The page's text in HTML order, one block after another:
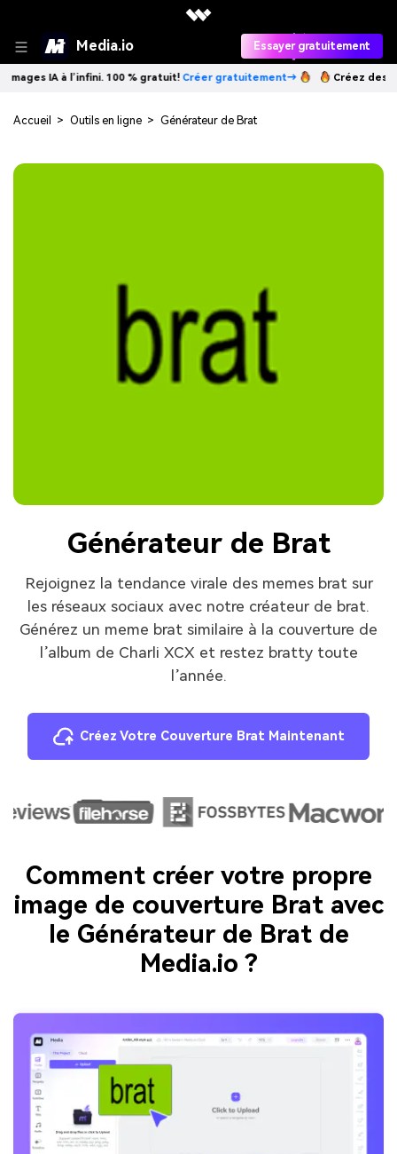
Media.io Essayer gratuitement
IA à l’infini. 100 % gratuit!Créer gratuitement→ Créez des
Accueil > Outils en ligne > Générateur de Brat
Générateur de Brat
Rejoignez la tendance virale des memes brat sur
les réseaux sociaux avec notre créateur de brat.
Générez un meme brat similaire à la couverture de
l’album de Charli XCX et restez bratty toute
l’année.
Créez Votre Couverture Brat Maintenant
Comment créer votre propre
image de couverture Brat avec
le Générateur de Brat de
Media.io ?